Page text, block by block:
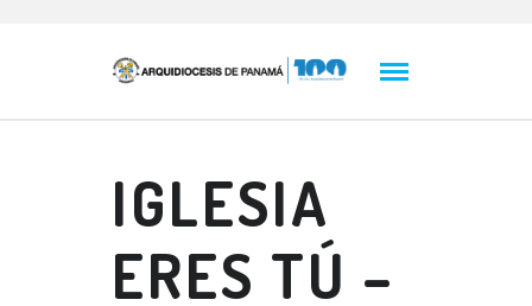
IGLESIA
ERES TÚ –